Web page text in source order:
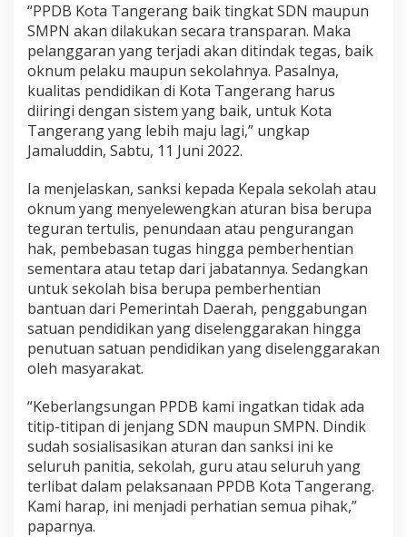
“PPDB Kota Tangerang baik tingkat SDN maupun
SMPN akan dilakukan secara transparan. Maka
pelanggaran yang terjadi akan ditindak tegas, baik
oknum pelaku maupun sekolahnya. Pasalnya,
kualitas pendidikan di Kota Tangerang harus
diiringi dengan sistem yang baik, untuk Kota
Tangerang yang lebih maju lagi,” ungkap
Jamaluddin, Sabtu, 11 Juni 2022.
Ia menjelaskan, sanksi kepada Kepala sekolah atau
oknum yang menyelewengkan aturan bisa berupa
teguran tertulis, penundaan atau pengurangan
hak, pembebasan tugas hingga pemberhentian
sementara atau tetap dari jabatannya. Sedangkan
untuk sekolah bisa berupa pemberhentian
bantuan dari Pemerintah Daerah, penggabungan
satuan pendidikan yang diselenggarakan hingga
penutuan satuan pendidikan yang diselenggarakan
oleh masyarakat.
“Keberlangsungan PPDB kami ingatkan tidak ada
titip-titipan di jenjang SDN maupun SMPN. Dindik
sudah sosialisasikan aturan dan sanksi ini ke
seluruh panitia, sekolah, guru atau seluruh yang
terlibat dalam pelaksanaan PPDB Kota Tangerang.
Kami harap, ini menjadi perhatian semua pihak,”
paparnya.